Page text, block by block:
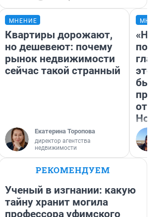
МНЕНИЕ
Квартиры дорожают,
но дешевеют: почему
рынок недвижимости
сейчас такой странный
Екатерина Торопова
директор агентства
недвижимости
этого
бьет
РЕКОМЕНДУЕМ
Ученый в изгнании: какую
тайну хранит могила
профессора уфимского